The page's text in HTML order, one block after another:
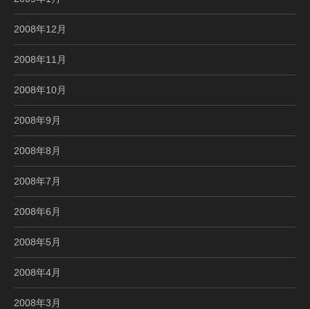
2008年12月
2008年11月
2008年10月
2008年9月
2008年8月
2008年7月
2008年6月
2008年5月
2008年4月
2008年3月